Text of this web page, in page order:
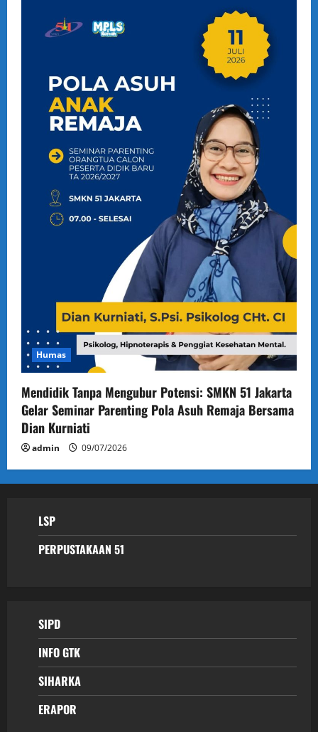
Humas
Mendidik Tanpa Mengubur Potensi: SMKN 51 Jakarta
Gelar Seminar Parenting Pola Asuh Remaja Bersama
Dian Kurniati
admin 09/07/2026
LSP
PERPUSTAKAAN 51
SIPD
INFO GTK
SIHARKA
ERAPOR